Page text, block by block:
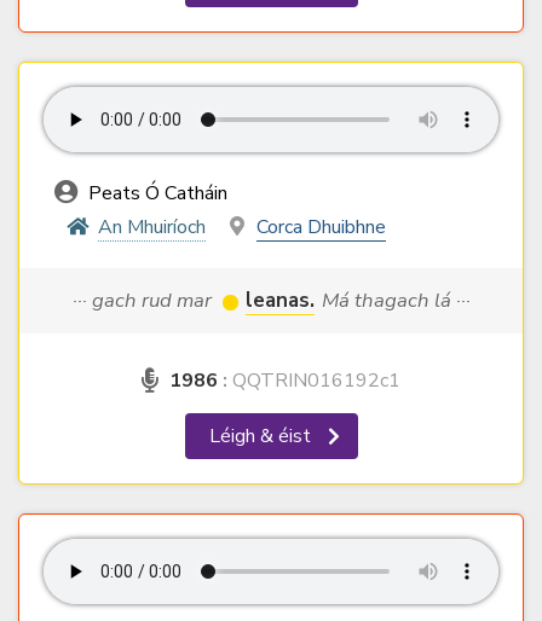
Peats Ó Catháin
An Mhuiríoch
Corca Dhuibhne
··· gach rud mar leanas. Má thagach lá ···
1986 : QQTRIN016192c1
Léigh & éist